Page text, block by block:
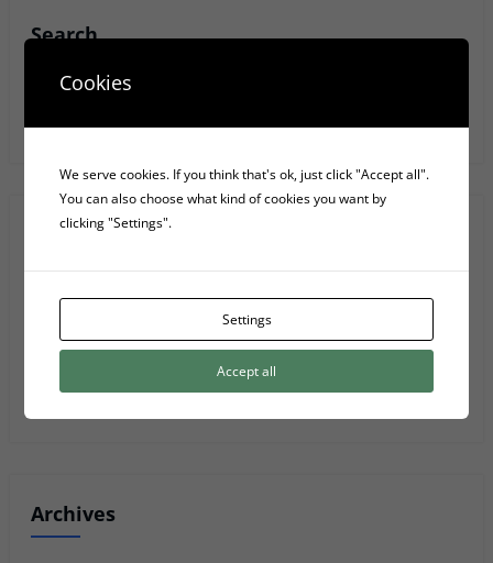
Search
Recent Posts
Les 4 fases elèctriques d’una font d’alimentació d’ordinador
5 Serveis D’emmagatzematge Al Núvol
Privacy Policy
Archives
Cookies
We serve cookies. If you think that's ok, just click "Accept all".
You can also choose what kind of cookies you want by
clicking "Settings".
Settings
Accept all